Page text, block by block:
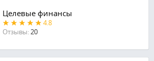
Целевые финансы
4.8
Отзывы:20